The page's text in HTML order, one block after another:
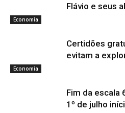
Economia
Flávio e seus
Economia
Certidões
evitam a
Fim da escala
1º de julho